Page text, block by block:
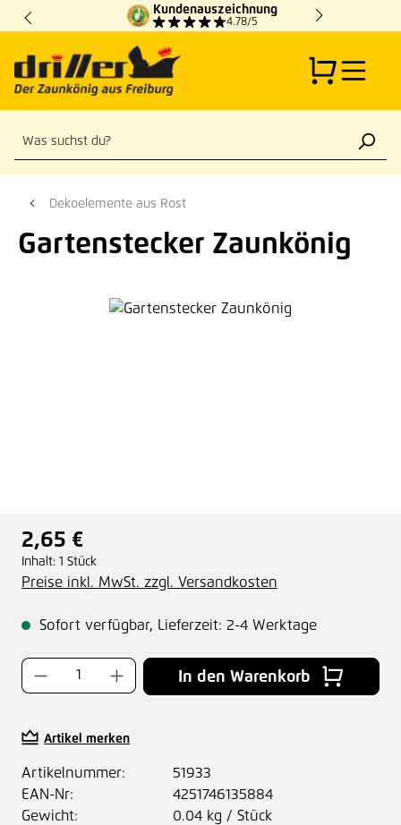
Zum Hauptinhalt springen
Kundenauszeichnung
4.78/5
Dekoelemente aus Rost
Gartenstecker Zaunkönig
Bildergalerie überspringen
Regulärer Preis:
2,65 €
Inhalt: 1 Stück
Preise inkl. MwSt. zzgl. Versandkosten
Sofort verfügbar, Lieferzeit: 2-4 Werktage
Produkt Anzahl: Gib den gewünschten
In den Warenkorb
Artikel merken
Artikelnummer:
51933
EAN-Nr:
4251746135884
Gewicht:
0.04 kg / Stück